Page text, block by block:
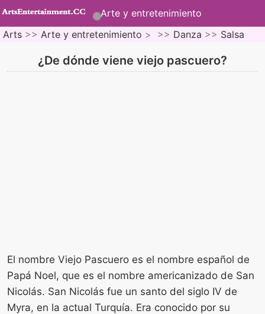
Arte y entretenimiento
Arts >> Arte y entretenimiento > >> Danza >> Salsa
¿De dónde viene viejo pascuero?
El nombre Viejo Pascuero es el nombre español de
Papá Noel, que es el nombre americanizado de San
Nicolás. San Nicolás fue un santo del siglo IV de
Myra, en la actual Turquía. Era conocido por su